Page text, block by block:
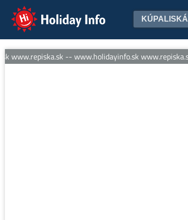
Holiday Info KÚPALISKÁ
-- www.holidayinfo.sk www.repiska.sk